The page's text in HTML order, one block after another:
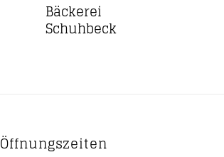
Bäckerei
Schuhbeck
Öffnungszeiten